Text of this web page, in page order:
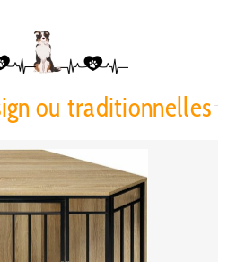
ou traditionnelles